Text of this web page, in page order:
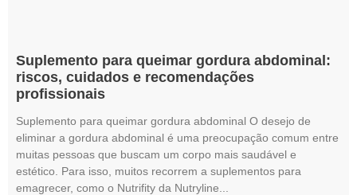
Suplemento para queimar gordura abdominal:
riscos, cuidados e recomendações
profissionais
Suplemento para queimar gordura abdominal O desejo de
eliminar a gordura abdominal é uma preocupação comum entre
muitas pessoas que buscam um corpo mais saudável e
estético. Para isso, muitos recorrem a suplementos para
emagrecer, como o Nutrifity da Nutryline